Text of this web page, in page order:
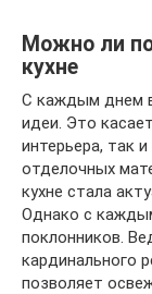
Можно ли
кухне
С каждым днем
идеи. Это
интерьера, так
отделочных
кухне стала
Однако с
поклонников.
кардинального
позволяет